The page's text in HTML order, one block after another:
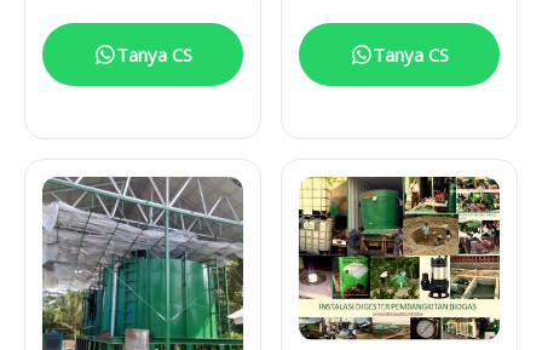
Tanya CS Tanya CS